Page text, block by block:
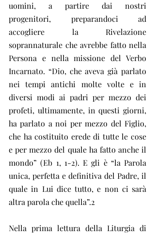
uomini, a partire dai nostri
progenitori, preparandoci ad
accogliere la Rivelazione
soprannaturale che avrebbe fatto nella
Persona e nella missione del Verbo
Incarnato. “Dio, che aveva già parlato
nei tempi antichi molte volte e in
diversi modi ai padri per mezzo dei
profeti, ultimamente, in questi giorni,
ha parlato a noi per mezzo del Figlio,
che ha costituito erede di tutte le cose
e per mezzo del quale ha fatto anche il
mondo” (Eb 1, 1-2). E gli è “la Parola
unica, perfetta e definitiva del Padre, il
quale in Lui dice tutto, e non ci sarà
altra parola che quella”.2
Nella prima lettura della Liturgia di